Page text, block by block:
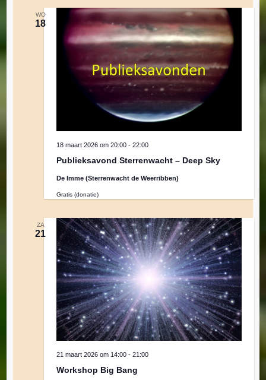
WO
18
Publieksavond Sterrenwacht – Deep Sky
18 maart 2026 om 20:00 -22:00
De Imme (Sterrenwacht de Weerribben)
Gratis (donatie)
ZA
21
Workshop Big Bang
21 maart 2026 om 14:00 -21:00